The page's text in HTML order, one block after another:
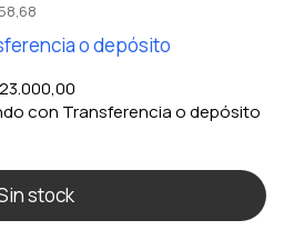
o depósito
con Transferencia o depósito